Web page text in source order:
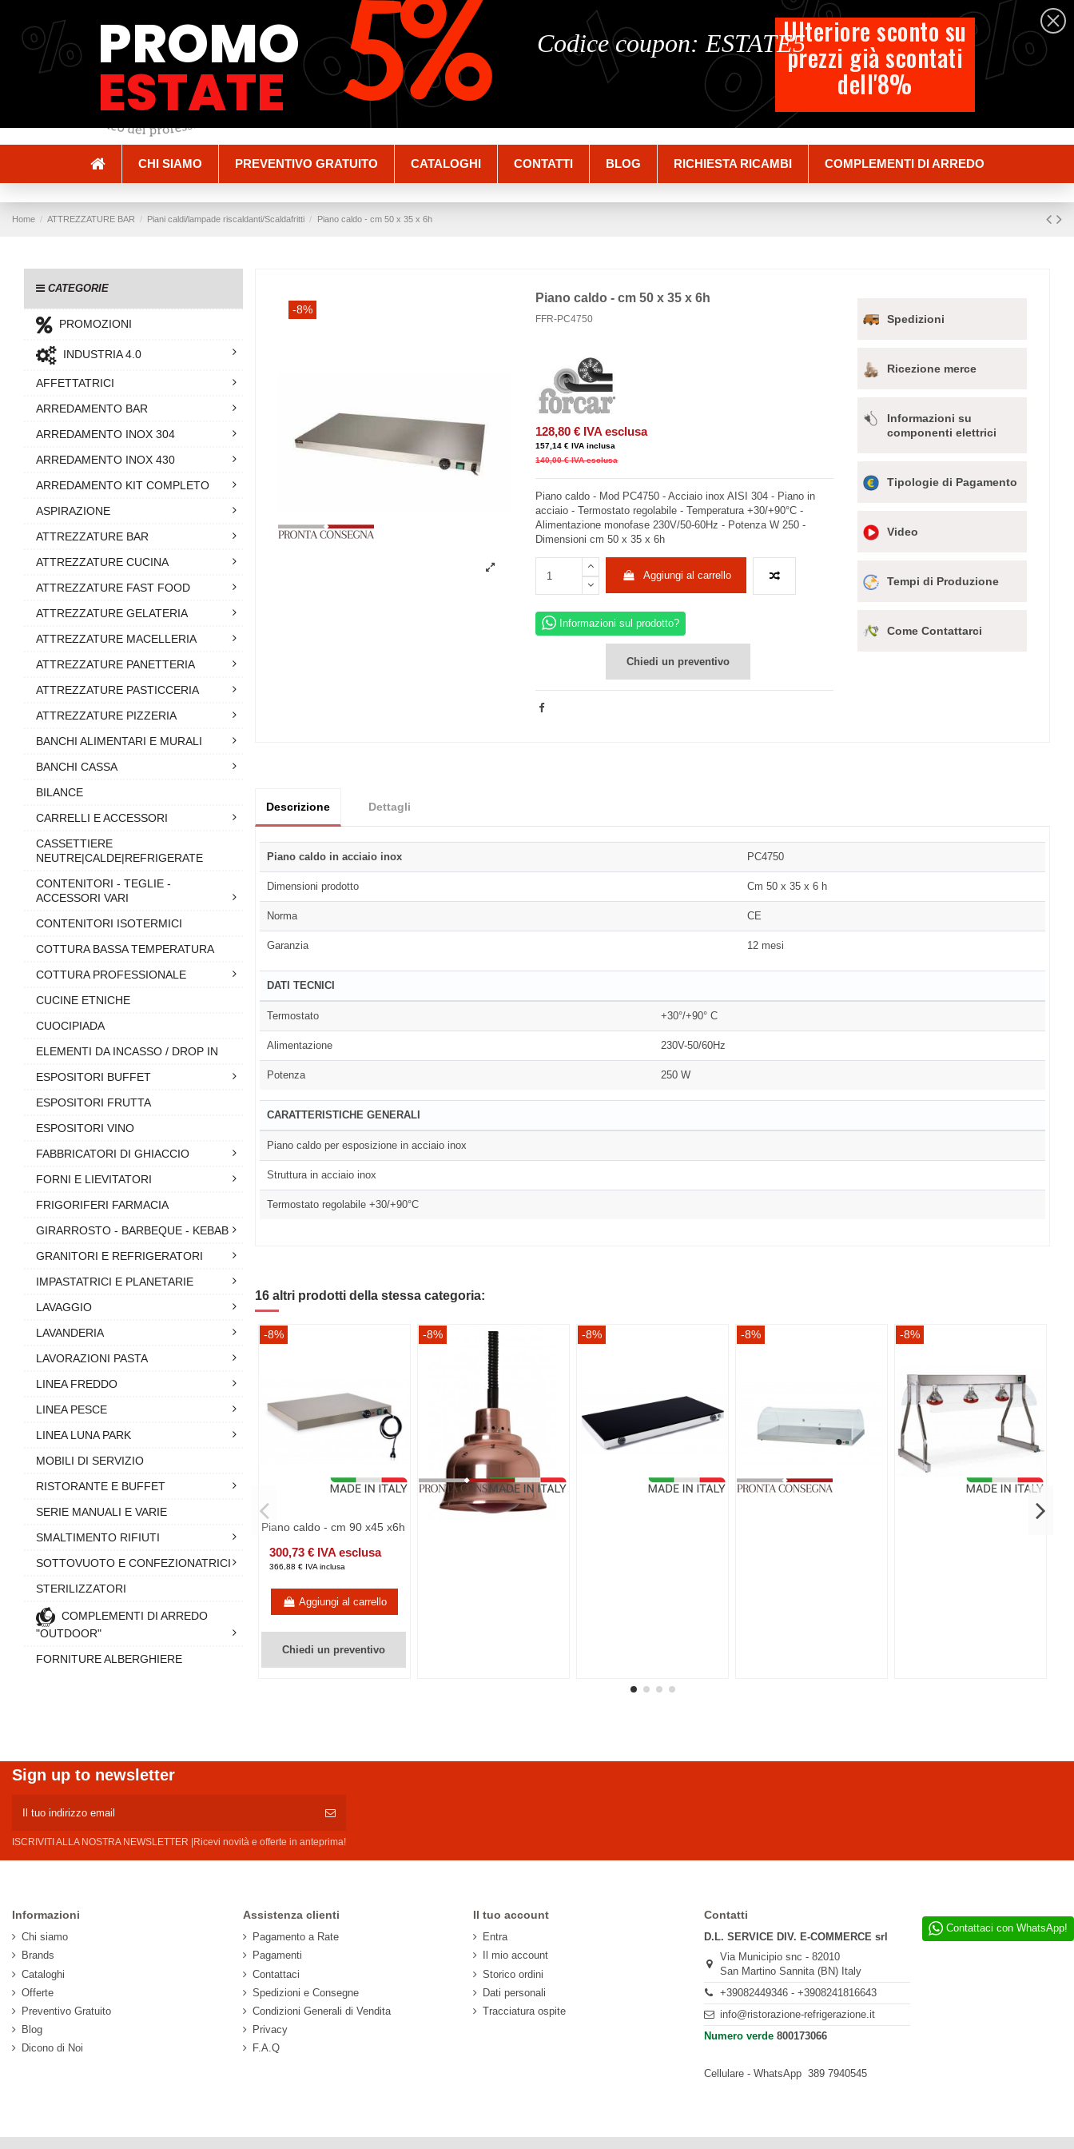
Italiano
Carrello
CHI SIAMO PREVENTIVO GRATUITO CATALOGHI CONTATTI BLOG RICHIESTA RICAMBI COMPLEMENTI DI ARREDO
Home ATTREZZATURE BAR Piani caldi/lampade riscaldanti/Scaldafritti Piano caldo - cm 50 x 35 x 6h
-8%
Piano caldo - cm 50 x 35 x 6h
FFR-PC4750
128,80 € IVA esclusa
157,14 € IVA inclusa
140,00 € IVA esclusa
Piano caldo - Mod PC4750 - Acciaio inox AISI 304 - Piano in
acciaio - Termostato regolabile - Temperatura +30/+90°C -
Alimentazione monofase 230V/50-60Hz - Potenza W 250 -
Dimensioni cm 50 x 35 x 6h
Aggiungi al carrello
Informazioni sul prodotto?
Chiedi un preventivo
Spedizioni
Ricezione merce
Informazioni su
componenti elettrici
Tipologie di Pagamento
Video
Tempi di Produzione
Come Contattarci
Descrizione Dettagli
Piano caldo in acciaio inox PC4750
Dimensioni prodotto Cm 50 x 35 x 6 h
Norma CE
Garanzia 12 mesi
DATI TECNICI
Termostato +30°/+90° C
Alimentazione 230V-50/60Hz
Potenza 250 W
CARATTERISTICHE GENERALI
Piano caldo per esposizione in acciaio inox
Struttura in acciaio inox
Termostato regolabile +30/+90°C
16 altri prodotti della stessa categoria:
-8%
Piano caldo - cm 90 x45 x6h
300,73 € IVA esclusa
366,88 € IVA inclusa
Aggiungi al carrello
Chiedi un preventivo
-8% -8% -8% -8%
CATEGORIE
PROMOZIONI
INDUSTRIA 4.0
AFFETTATRICI
ARREDAMENTO BAR
ARREDAMENTO INOX 304
ARREDAMENTO INOX 430
ARREDAMENTO KIT COMPLETO
ASPIRAZIONE
ATTREZZATURE BAR
ATTREZZATURE CUCINA
ATTREZZATURE FAST FOOD
ATTREZZATURE GELATERIA
ATTREZZATURE MACELLERIA
ATTREZZATURE PANETTERIA
ATTREZZATURE PASTICCERIA
ATTREZZATURE PIZZERIA
BANCHI ALIMENTARI E MURALI
BANCHI CASSA
BILANCE
CARRELLI E ACCESSORI
CASSETTIERE
NEUTRE|CALDE|REFRIGERATE
CONTENITORI - TEGLIE -
ACCESSORI VARI
CONTENITORI ISOTERMICI
COTTURA BASSA TEMPERATURA
COTTURA PROFESSIONALE
CUCINE ETNICHE
CUOCIPIADA
ELEMENTI DA INCASSO / DROP IN
ESPOSITORI BUFFET
ESPOSITORI FRUTTA
ESPOSITORI VINO
FABBRICATORI DI GHIACCIO
FORNI E LIEVITATORI
FRIGORIFERI FARMACIA
GIRARROSTO - BARBEQUE - KEBAB
GRANITORI E REFRIGERATORI
IMPASTATRICI E PLANETARIE
LAVAGGIO
LAVANDERIA
LAVORAZIONI PASTA
LINEA FREDDO
LINEA PESCE
LINEA LUNA PARK
MOBILI DI SERVIZIO
RISTORANTE E BUFFET
SERIE MANUALI E VARIE
SMALTIMENTO RIFIUTI
SOTTOVUOTO E CONFEZIONATRICI
STERILIZZATORI
COMPLEMENTI DI ARREDO
"OUTDOOR"
FORNITURE ALBERGHIERE
Sign up to newsletter
ISCRIVITI ALLA NOSTRA NEWSLETTER |Ricevi novità e offerte in anteprima!
Informazioni
Chi siamo
Brands
Cataloghi
Offerte
Preventivo Gratuito
Blog
Dicono di Noi
Assistenza clienti
Pagamento a Rate
Pagamenti
Contattaci
Spedizioni e Consegne
Condizioni Generali di Vendita
Privacy
F.A.Q
Il tuo account
Entra
Il mio account
Storico ordini
Dati personali
Tracciatura ospite
Contatti
D.L. SERVICE DIV. E-COMMERCE srl
Via Municipio snc - 82010
San Martino Sannita (BN) Italy
+39082449346 - +3908241816643
info@ristorazione-refrigerazione.it
Numero verde 800173066
Cellulare - WhatsApp 389 7940545
Contattaci con WhatsApp!
%
% %
%
% Ulteriore sconto su
prezzi già scontati
dell'8%
Codice coupon: ESTATE5
PROMO
ESTATE 5%